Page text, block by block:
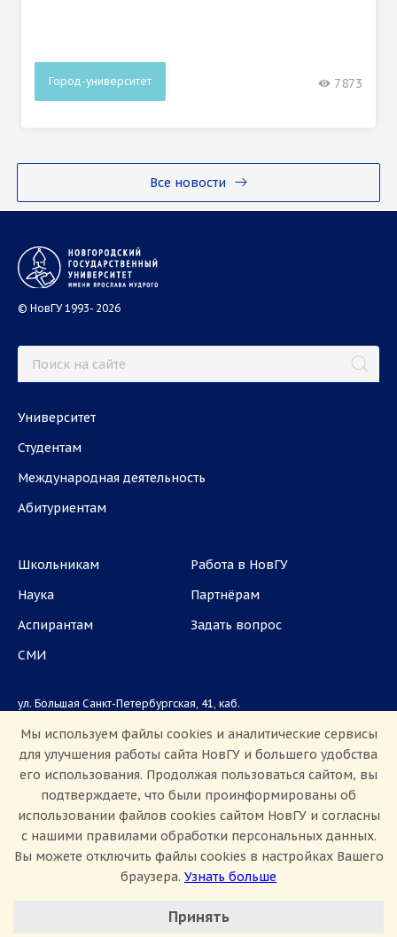
Все новости
Город-университет 7873
© НовГУ 1993- 2026
Университет
Студентам
Международная деятельность
Абитуриентам
Школьникам
Наука
Аспирантам
СМИ
Работа в НовГУ
Партнёрам
Задать вопрос
ул. Большая Санкт-Петербургская, 41, каб.
Приемная комиссия: +7(8162)33-20-44
Сведения о доходах
Мы используем файлы cookies и аналитические сервисы
для улучшения работы сайта НовГУ и большего удобства
его использования. Продолжая пользоваться сайтом, вы
подтверждаете, что были проинформированы об
использовании файлов cookies сайтом НовГУ и согласны
с нашими правилами обработки персональных данных.
Вы можете отключить файлы cookies в настройках Вашего
браузера. Узнать больше
Минимальные
Принять